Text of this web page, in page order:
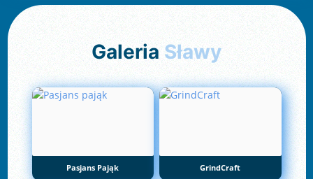
Galeria Sławy
Pasjans Pająk GrindCraft